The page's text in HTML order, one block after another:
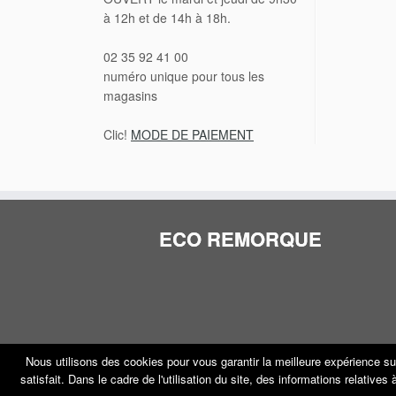
à 12h et de 14h à 18h.
02 35 92 41 00
numéro unique pour tous les
magasins
Clic! MODE DE PAIEMENT
ECO REMORQUE
Nous utilisons des cookies pour vous garantir la meilleure expérience
satisfait. Dans le cadre de l'utilisation du site, des informations